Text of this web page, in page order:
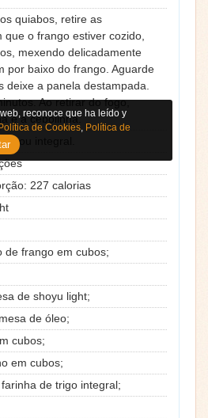
quiabos, retire as
que o frango estiver cozido,
mexendo delicadamente
por baixo do frango. Aguarde
deixe a panela destampada.
Ao retirar do fogo,
e a cebolinha.
ou integral.
227 calorias
de frango em cubos;
de shoyu light;
de óleo;
cubos;
em cubos;
de trigo integral;
reconoce que ha leído y
Política de Cookies, Política de